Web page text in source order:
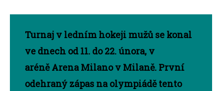
Turnaj v ledním hokeji mužů se konal
ve dnech od 11. do 22. února, v
aréně Arena Milano v Milaně. První
odehraný zápas na olympiádě tento